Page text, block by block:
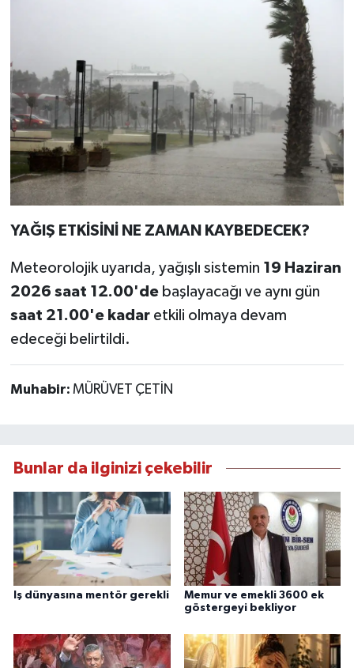
YAĞIŞ ETKİSİNİ NE ZAMAN KAYBEDECEK?
Meteorolojik uyarıda, yağışlı sistemin 19 Haziran
2026 saat 12.00'debaşlayacağı ve aynı gün
saat 21.00'e kadaretkili olmaya devam
edeceği belirtildi.
Muhabir: MÜRÜVET ÇETİN
Bunlar da ilginizi çekebilir
Iş dünyasına mentör gerekli
Memur ve emekli 3600 ek
göstergeyi bekliyor